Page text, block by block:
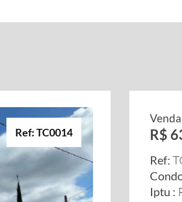
Ref: TC0014
Venda
R$
Ref:
Iptu :